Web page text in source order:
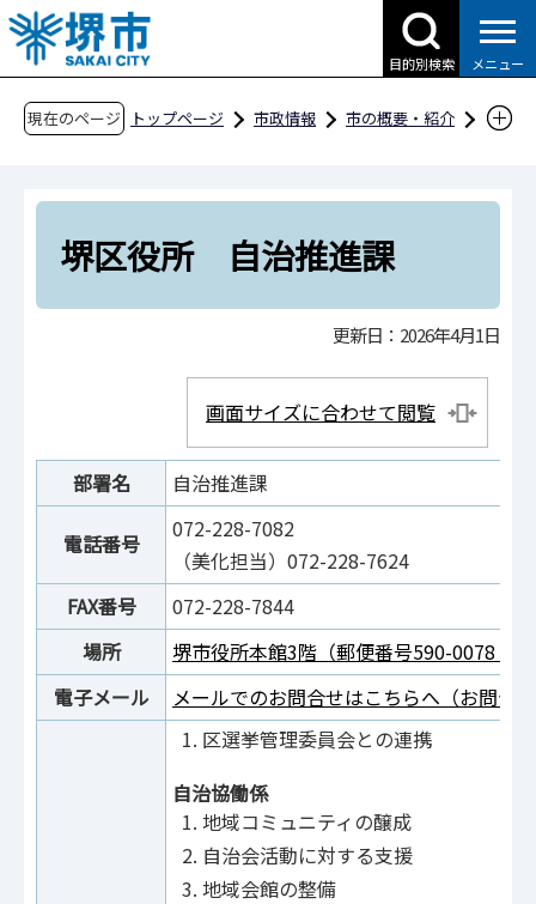
こ
の
ペ
目的別検索 メニュー
現在のページ トップページ 市政情報
市の概要・紹介
堺区役所 自治推進課
堺区役所 自治推進課
更新日：2026年4月1日
画面サイズに合わせて閲覧
部署名 自治推進課
電話番号
072-228-7082
（美化担当）072-228-7624
FAX番号
072-228-7844
場所
堺市役所本館3階（郵便番号590-0078
電子メール
メールでのお問合せはこちらへ（お問合
区選挙管理委員会との連携
自治協働係
地域コミュニティの醸成
自治会活動に対する支援
地域会館の整備